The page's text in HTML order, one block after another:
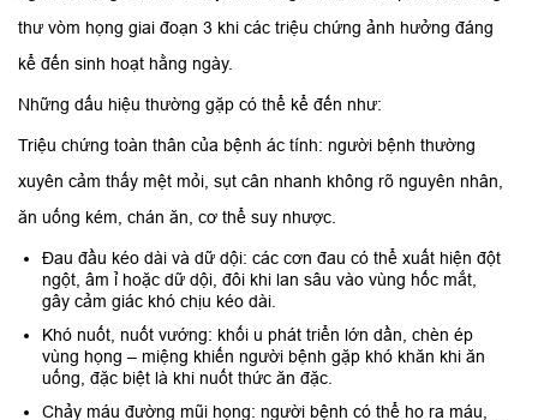
thư vòm họng giai đoạn 3 khi các triệu chứng ảnh hưởng đáng
kể đến sinh hoạt hằng ngày.
Những dấu hiệu thường gặp có thể kể đến như:
Triệu chứng toàn thân của bệnh ác tính: người bệnh thường
xuyên cảm thấy mệt mỏi, sụt cân nhanh không rõ nguyên nhân,
ăn uống kém, chán ăn, cơ thể suy nhược.
Đau đầu kéo dài và dữ dội: các cơn đau có thể xuất hiện đột
ngột, âm ỉ hoặc dữ dội, đôi khi lan sâu vào vùng hốc mắt,
gây cảm giác khó chịu kéo dài.
Khó nuốt, nuốt vướng: khối u phát triển lớn dần, chèn ép
vùng họng – miệng khiến người bệnh gặp khó khăn khi ăn
uống, đặc biệt là khi nuốt thức ăn đặc.
Chảy máu đường mũi họng: người bệnh có thể ho ra máu,